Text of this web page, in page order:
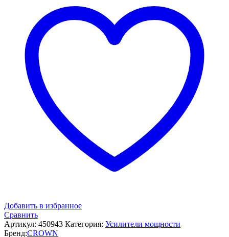
Добавить в избранное
Сравнить
Артикул: 450943 Категория: Усилители мощности
Бренд:CROWN